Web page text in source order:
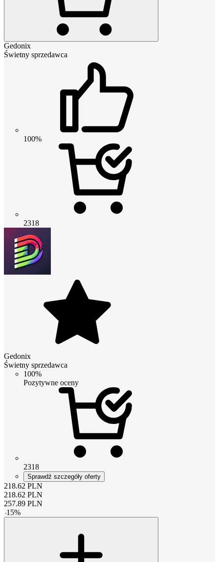
Gedonix
Świetny sprzedawca
100%
2318
Gedonix
Świetny sprzedawca
100%
Pozytywne oceny
2318
Sprawdź szczegóły oferty
218.62 PLN
218.62 PLN
257.89 PLN
-15%